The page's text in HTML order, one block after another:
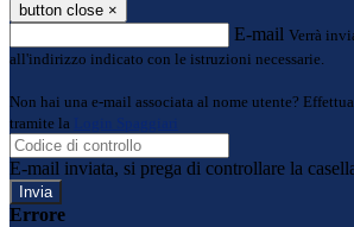
button close ×
E-mail Verrà
all'indirizzo indicato con le istruzioni necessarie.
Non hai una e-mail associata al nome utente?
tramite la
Login Spaggiari
E-mail inviata, si prega di controllare la
Errore